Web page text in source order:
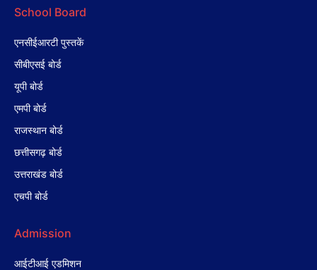
School Board
एनसीईआरटी पुस्तकें
सीबीएसई बोर्ड
यूपी बोर्ड
एमपी बोर्ड
राजस्थान बोर्ड
छत्तीसगढ़ बोर्ड
उत्तराखंड बोर्ड
एचपी बोर्ड
Admission
आईटीआई एडमिशन